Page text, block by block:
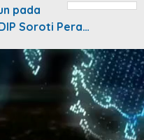
pada
Soroti Pera…